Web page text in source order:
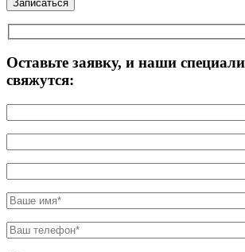
Оставьте заявку, и наши
свяжутся: